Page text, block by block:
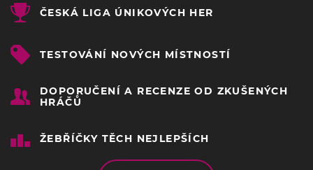
ČESKÁ LIGA ÚNIKOVÝCH HER
TESTOVÁNÍ NOVÝCH MÍSTNOSTÍ
DOPORUČENÍ A RECENZE OD ZKUŠENÝCH
HRÁČŮ
ŽEBŘÍČKY TĚCH NEJLEPŠÍCH